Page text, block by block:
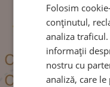
Urmărește-ne
Folosim
conținutul,
analiza
informații
nostru cu
analiză, care